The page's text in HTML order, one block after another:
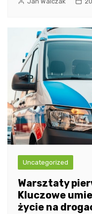
Uncategorized
Warsztaty
Kluczowe
życie na